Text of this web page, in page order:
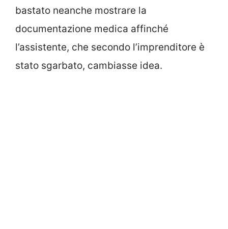
bastato neanche mostrare la
documentazione medica affinché
l’assistente, che secondo l’imprenditore è
stato sgarbato, cambiasse idea.